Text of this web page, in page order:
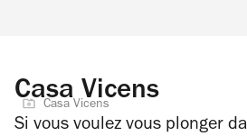
Casa Vicens
Casa Vicens
Si vous voulez vous plonger